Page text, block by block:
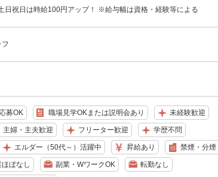
祝日は時給100円アップ！ ※給与幅は資格・経験等による
募OK 職場見学OKまたは説明会あり 未経験歓迎
主婦・主夫歓迎 フリーター歓迎 学歴不問
エルダー（50代～）活躍中 昇給あり 禁煙・分煙
ぼなし 副業・WワークOK 転勤なし